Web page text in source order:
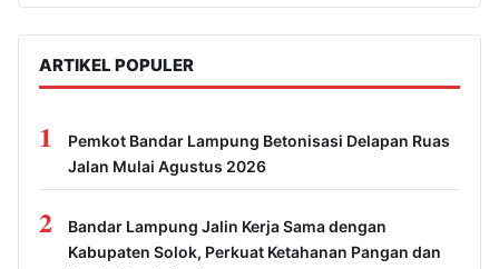
ARTIKEL POPULER
1
Pemkot Bandar Lampung Betonisasi Delapan Ruas
Jalan Mulai Agustus 2026
2
Bandar Lampung Jalin Kerja Sama dengan
Kabupaten Solok, Perkuat Ketahanan Pangan dan